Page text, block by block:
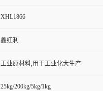
XHL1866
鑫红利
工业原材料,用于工业化大生产
25kg/200kg/5kg/1kg